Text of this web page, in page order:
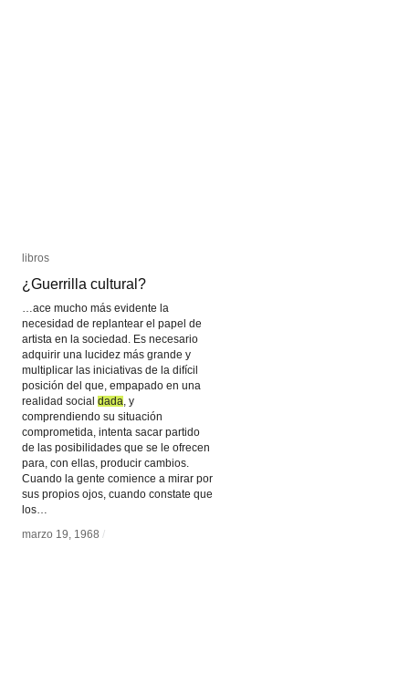
libros
¿Guerrilla cultural?
…ace mucho más evidente la
necesidad de replantear el papel de
artista en la sociedad. Es necesario
adquirir una lucidez más grande y
multiplicar las iniciativas de la difícil
posición del que, empapado en una
realidad social dada , y
comprendiendo su situación
comprometida, intenta sacar partido
de las posibilidades que se le ofrecen
para, con ellas, producir cambios.
Cuando la gente comience a mirar por
sus propios ojos, cuando constate que
los…
marzo 19, 1968 /
libros
¿Guerrilla cultural?
dada
marzo 19, 1968 /